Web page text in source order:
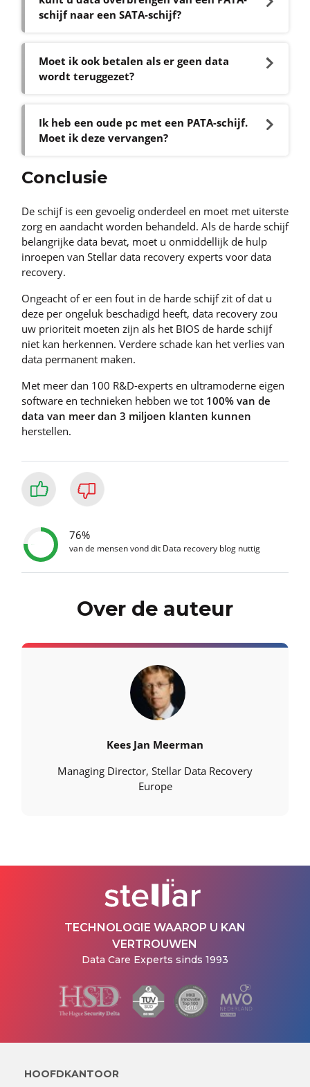
schijf naar een SATA-schijf?
Moet ik ook betalen als er geen data
wordt teruggezet?
Ik heb een oude pc met een PATA-schijf.
Moet ik deze vervangen?
Conclusie
De schijf is een gevoelig onderdeel en moet met uiterste
zorg en aandacht worden behandeld. Als de harde schijf
belangrijke data bevat, moet u onmiddellijk de hulp
inroepen van Stellar data recovery experts voor data
recovery.
Ongeacht of er een fout in de harde schijf zit of dat u
deze per ongeluk beschadigd heeft, data recovery zou
uw prioriteit moeten zijn als het BIOS de harde schijf
niet kan herkennen. Verdere schade kan het verlies van
data permanent maken.
Met meer dan 100 R&D-experts en ultramoderne eigen
software en technieken hebben we tot 100% van de
data van meer dan 3 miljoen klanten kunnen
herstellen.
76%
van de mensen vond dit Data recovery blog nuttig
Over de auteur
Kees Jan Meerman
Managing Director, Stellar Data Recovery
Europe
TECHNOLOGIE WAAROP U KAN
VERTROUWEN
Data Care Experts sinds 1993
HOOFDKANTOOR